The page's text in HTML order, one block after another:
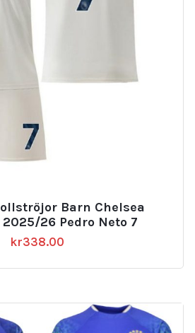
Barn Chelsea
26 Pedro Neto 7
kr338.00